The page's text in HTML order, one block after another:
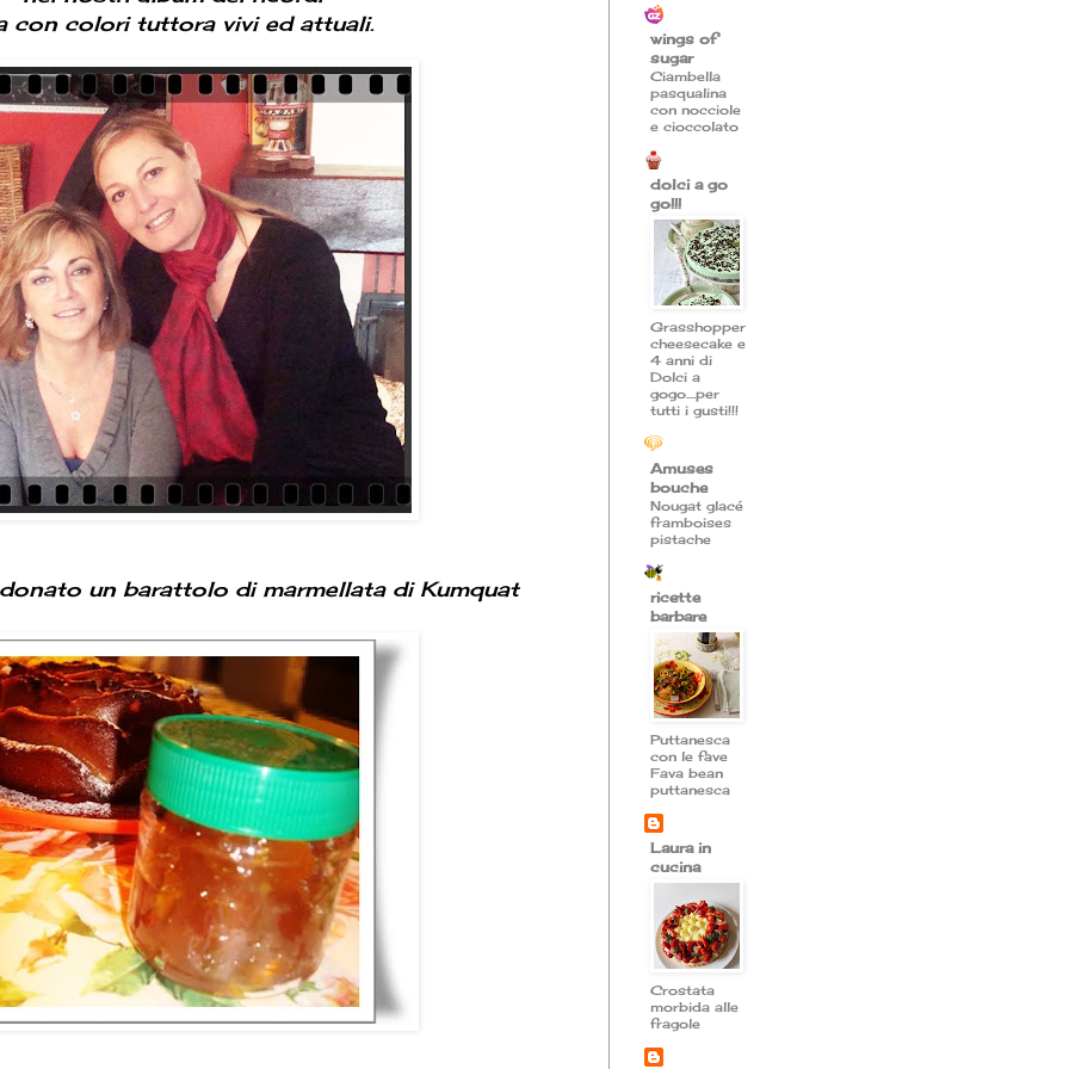
con colori tuttora vivi ed attuali.
un barattolo di marmellata di Kumquat
wings of
sugar
Ciambella
pasqualina
con nocciole
e cioccolato
dolci a go
go!!!
Grasshopper
cheesecake e
4 anni di
Dolci a
gogo....per
tutti i gusti!!!
Amuses
bouche
Nougat glacé
framboises
pistache
ricette
barbare
Puttanesca
con le fave
Fava bean
puttanesca
Laura in
cucina
Crostata
morbida alle
fragole